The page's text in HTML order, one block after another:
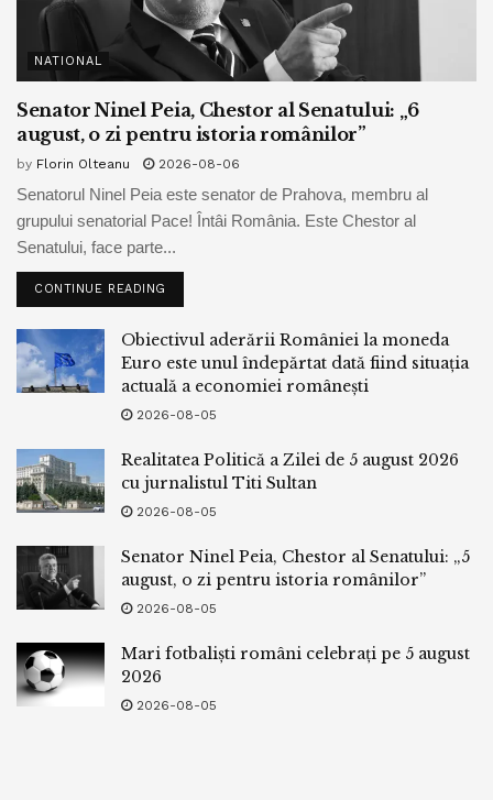
NATIONAL
Senator Ninel Peia, Chestor al Senatului: „6
august, o zi pentru istoria românilor”
by Florin Olteanu 2026-08-06
Senatorul Ninel Peia este senator de Prahova, membru al
grupului senatorial Pace! Întâi România. Este Chestor al
Senatului, face parte...
CONTINUE READING
Obiectivul aderării României la moneda
Euro este unul îndepărtat dată fiind situația
actuală a economiei românești
2026-08-05
Realitatea Politică a Zilei de 5 august 2026
cu jurnalistul Titi Sultan
2026-08-05
Senator Ninel Peia, Chestor al Senatului: „5
august, o zi pentru istoria românilor”
2026-08-05
Mari fotbaliști români celebrați pe 5 august
2026
2026-08-05